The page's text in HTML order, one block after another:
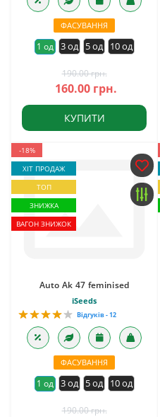
ФАСУВАННЯ
1 од 3 од 5 од 10 од
190.00 грн.
160.00 грн.
КУПИТИ
-18%
ХІТ ПРОДАЖ
ТОП
ЗНИЖКА
ВАГОН ЗНИЖОК
Auto Ak 47 feminised
iSeeds
Відгуків - 12
ФАСУВАННЯ
1 од 3 од 5 од 10 од
190.00 грн.